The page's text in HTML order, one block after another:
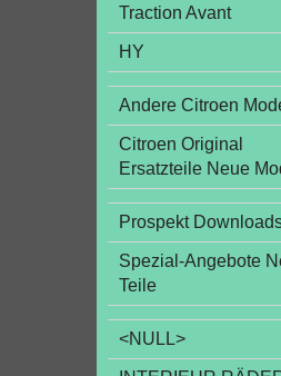
Traction Avant
HY
Andere Citroen
Citroen Original
Ersatzteile Neue
Prospekt
Spezial-Angebote
Teile
<NULL>